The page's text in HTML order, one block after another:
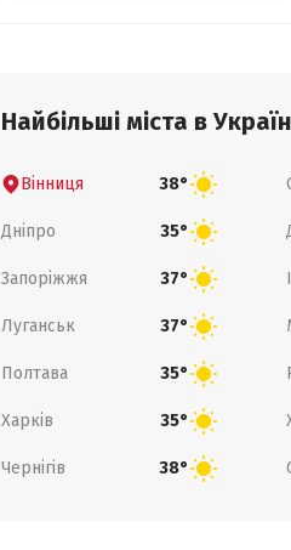
Найбільші міста в
Вінниця 38°
Дніпро 35°
Запоріжжя 37°
Луганськ 37°
Полтава 35°
Харків 35°
Чернігів 38°